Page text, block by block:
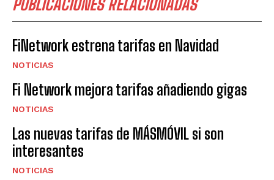
PUBLICACIONES RELACIONADAS
FiNetwork estrena tarifas en Navidad
NOTICIAS
Fi Network mejora tarifas añadiendo gigas
NOTICIAS
Las nuevas tarifas de MÁSMÓVIL si son
interesantes
NOTICIAS